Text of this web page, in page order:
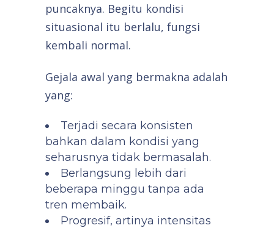
puncaknya. Begitu kondisi
situasional itu berlalu, fungsi
kembali normal.
Gejala awal yang bermakna adalah
yang:
Terjadi secara konsisten
bahkan dalam kondisi yang
seharusnya tidak bermasalah.
Berlangsung lebih dari
beberapa minggu tanpa ada
tren membaik.
Progresif, artinya intensitas